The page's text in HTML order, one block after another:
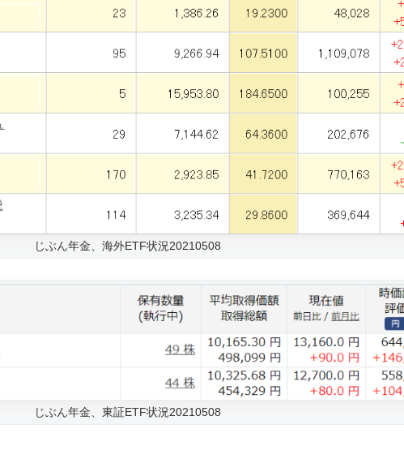
じぶん年金、海外ETF状況20210508
じぶん年金、東証ETF状況20210508